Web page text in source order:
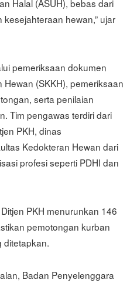
Halal (ASUH), bebas dari
hewan,” ujar
pemeriksaan dokumen
(SKKH), pemeriksaan
serta penilaian
Tim pengawas terdiri dari
PKH, dinas
Kedokteran Hewan dari
profesi seperti PDHI dan
PKH menurunkan 146
pemotongan kurban
ditetapkan.
Badan Penyelenggara